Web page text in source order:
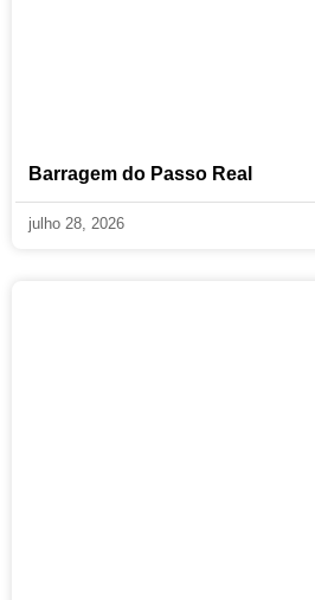
Barragem do Passo Real
julho 28, 2026